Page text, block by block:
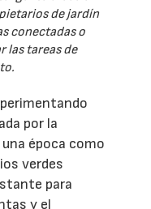
de jardín
conectadas o
las tareas de
por la
época como
verdes
para
y el